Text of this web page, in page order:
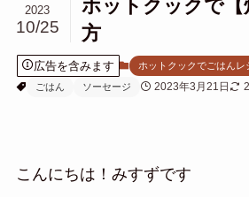
ホットクックで【
方
2023
10/25
広告を含みます
ホットクックでごはんレ
ごはん
ソーセージ 2023年3月21日
こんにちは！みすずです